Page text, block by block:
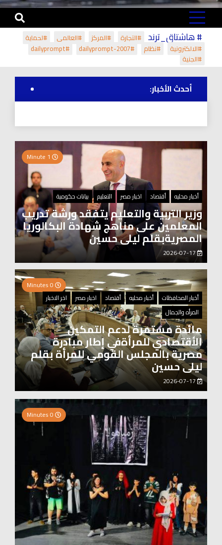
# هاشتاق_ترند #التجارة #المركز #العالمي
#لحماية
#الالكترونية
#نظام #dailyprompt-2007
#dailyprompt
#الجنية
أحدث الأخبار:
أخبار محليه أقتصاد اخبار مصر التعليم بيانات حكومية
وزير التربية والتعليم يتفقد ورشة تدريب
المعلمين على مناهج شهادة البكالوريا
المصريةبقلم ليلى حسين
أخبار المحافظات
أخبار محليه أقتصاد اخبار مصر
اخر الاخبار
المرأه والجمال
مائدة مستمرة لدعم التمكين
الأقتصادي للمرأةفي إطار مبادرة
مصرية بالمجلس القومي للمرأة بقلم
ليلى حسين
2026-07-17